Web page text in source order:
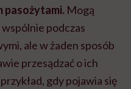
pasożytami. Mogą
podczas
ale w żaden sposób
przesądzać o ich
gdy pojawia się